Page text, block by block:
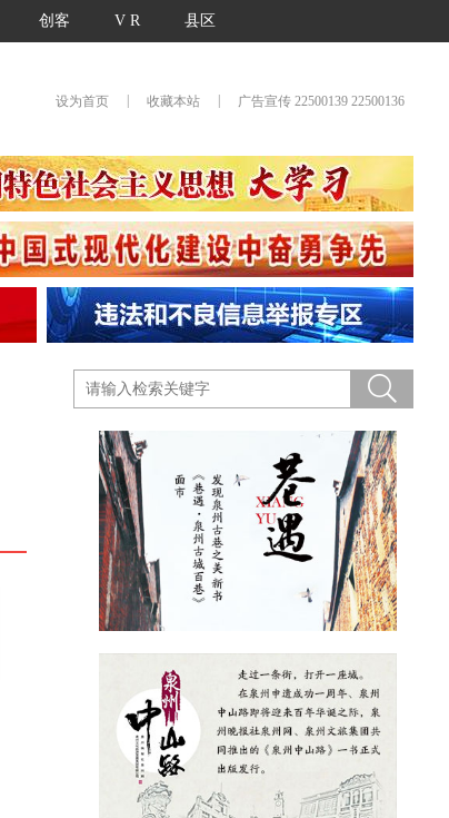
创客 V R 县区
设为首页 收藏本站 广告宣传 22500139 22500136